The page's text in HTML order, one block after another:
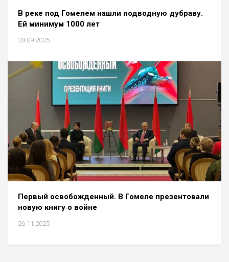
В реке под Гомелем нашли подводную дубраву.
Ей минимум 1000 лет
28.09.2025
Первый освобожденный. В Гомеле презентовали
новую книгу о войне
26.11.2025